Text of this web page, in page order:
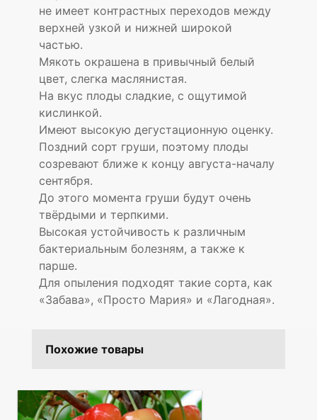
не имеет контрастных переходов между
верхней узкой и нижней широкой
частью.
Мякоть окрашена в привычный белый
цвет, слегка маслянистая.
На вкус плоды сладкие, с ощутимой
кислинкой.
Имеют высокую дегустационную оценку.
Поздний сорт груши, поэтому плоды
созревают ближе к концу августа-началу
сентября.
До этого момента груши будут очень
твёрдыми и терпкими.
Высокая устойчивость к различным
бактериальным болезням, а также к
парше.
Для опыления подходят такие сорта, как
«Забава», «Просто Мария» и «Лагодная».
Похожие товары